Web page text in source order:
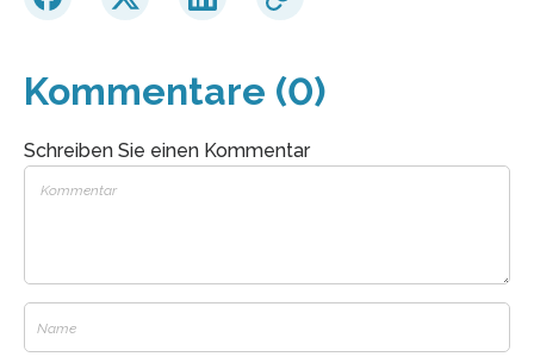
Kommentare (0)
Schreiben Sie einen Kommentar